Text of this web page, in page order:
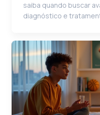
saiba quando buscar
diagnóstico e